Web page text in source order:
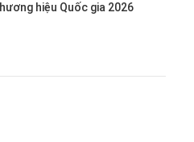
hiệu Quốc gia 2026